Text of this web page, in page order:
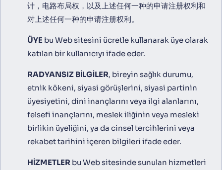
计，电路布局权，以及上述任何一种的申请注册权利和
对上述任何一种的申请注册权利。
ÜYE bu Web sitesini ücretle kullanarak üye olarak
katılan bir kullanıcıyı ifade eder.
RADYANSIZ BILGILER, bireyin sağlık durumu,
etnik kökeni, siyasi görüşlerini, siyasi partinin
üyesiyetini, dini inançlarını veya ilgi alanlarını,
felsefi inançlarını, meslek iliğinin veya mesleki
birlikin üyeliğini, ya da cinsel tercihlerini veya
rekabet tarihini içeren bilgileri ifade eder.
HIZMETLER bu Web sitesinde sunulan hizmetleri